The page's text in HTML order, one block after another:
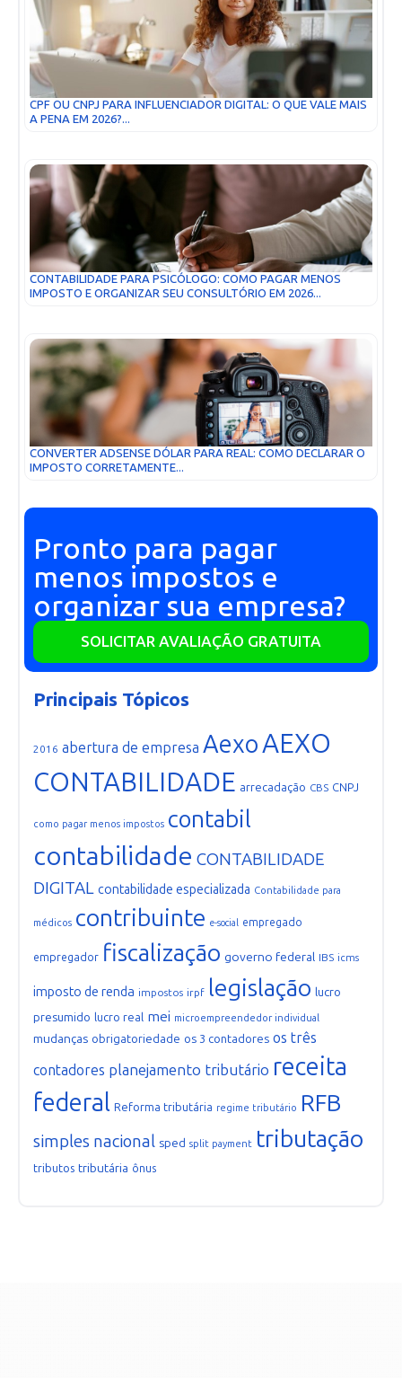
CPF OU CNPJ PARA INFLUENCIADOR DIGITAL: O QUE VALE MAIS
A PENA EM 2026?...
CONTABILIDADE PARA PSICÓLOGO: COMO PAGAR MENOS
IMPOSTO E ORGANIZAR SEU CONSULTÓRIO EM 2026...
CONVERTER ADSENSE DÓLAR PARA REAL: COMO DECLARAR O
IMPOSTO CORRETAMENTE...
Pronto para pagar
menos impostos e
organizar sua empresa?
SOLICITAR AVALIAÇÃO GRATUITA
Principais Tópicos
2016 abertura de empresa AexoAEXO
CONTABILIDADE arrecadação CBS CNPJ
como pagar menos impostos contabil
contabilidade CONTABILIDADE
DIGITAL contabilidade especializada Contabilidade para
médicos contribuinte e-social empregado
empregador fiscalização governo federal IBS icms
imposto de renda impostos irpf legislação lucro
presumido lucro real mei microempreendedor individual
mudanças obrigatoriedade os 3 contadores os três
contadores planejamento tributário receita
federal Reforma tributária regime tributário RFB
simples nacional sped split payment tributação
tributos tributária ônus